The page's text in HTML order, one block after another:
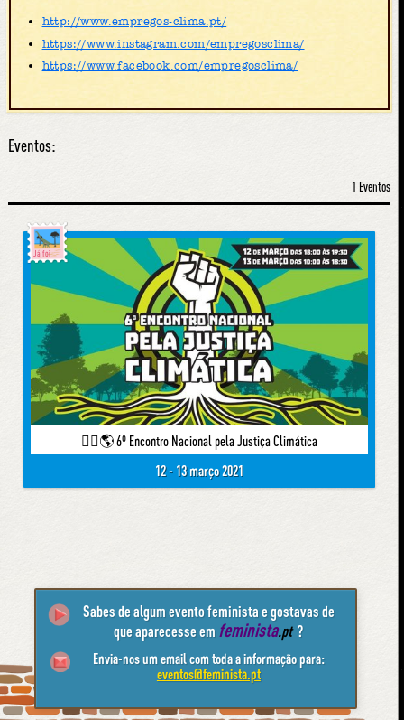
http://www.empregos-clima.pt/
https://www.instagram.com/empregosclima/
https://www.facebook.com/empregosclima/
Eventos:
1 Eventos
Já foi
✊🏽🌎 6º Encontro Nacional pela Justiça Climática
12 - 13 março 2021
Sabes de algum evento feminista e gostavas de
que aparecesse em feminista.pt ?
Envia-nos um email com toda a informação para:
eventos@feminista.pt